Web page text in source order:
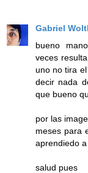
Gabriel
bueno
veces
uno no tira
decir nada
que bueno
por las
meses para
aprendiedo
salud pues